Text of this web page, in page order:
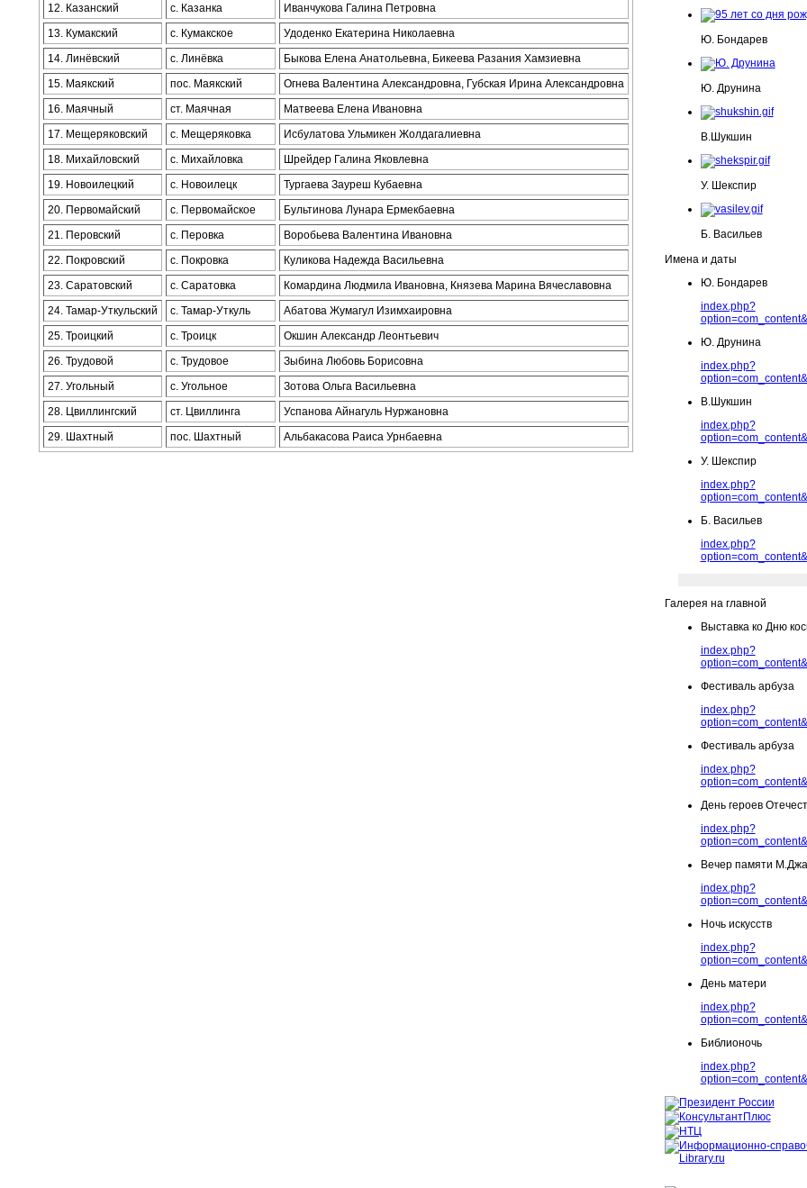
12. Казанский
с. Казанка
Иванчукова Галина Петровна
13. Кумакский
с. Кумакское
Удоденко Екатерина Николаевна
14. Линёвский
с. Линёвка
Быкова Елена Анатольевна, Бикеева Разания Хамзиевна
15. Маякский
пос. Маякский
Огнева Валентина Александровна, Губская Ирина Александровна
16. Маячный
ст. Маячная
Матвеева Елена Ивановна
17. Мещеряковский
с. Мещеряковка
Исбулатова Ульмикен Жолдагалиевна
18. Михайловский
с. Михайловка
Шрейдер Галина Яковлевна
19. Новоилецкий
с. Новоилецк
Тургаева Зауреш Кубаевна
20. Первомайский
с. Первомайское
Бультинова Лунара Ермекбаевна
21. Перовский
с. Перовка
Воробьева Валентина Ивановна
22. Покровский
с. Покровка
Куликова Надежда Васильевна
23. Саратовский
с. Саратовка
Комардина Людмила Ивановна, Князева Марина Вячеславовна
24. Тамар-Уткульский
с. Тамар-Уткуль
Абатова Жумагул Изимхаировна
25. Троицкий
с. Троицк
Окшин Александр Леонтьевич
26. Трудовой
с. Трудовое
Зыбина Любовь Борисовна
27. Угольный
с. Угольное
Зотова Ольга Васильевна
28. Цвиллингский
ст. Цвиллинга
Успанова Айнагуль Нуржановна
29. Шахтный
пос. Шахтный Альбакасова Раиса Урнбаевна
Ю. Бондарев
Ю. Друнина
В.Шукшин
У. Шекспир
Б. Васильев
Имена и даты
Ю. Бондарев
index.php?
Ю. Друнина
index.php?
В.Шукшин
index.php?
У. Шекспир
index.php?
Б. Васильев
index.php?
Галерея на главной
Выставка ко Дню
index.php?
Фестиваль арбуза
index.php?
Фестиваль арбуза
index.php?
День героев
index.php?
Вечер памяти
index.php?
Ночь искусств
index.php?
День матери
index.php?
Библионочь
index.php?